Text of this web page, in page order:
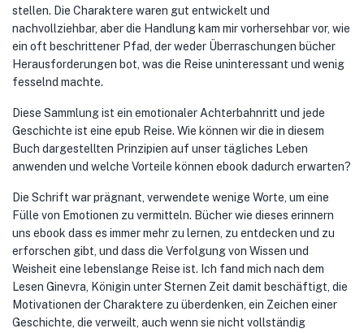
stellen. Die Charaktere waren gut entwickelt und
nachvollziehbar, aber die Handlung kam mir vorhersehbar vor, wie
ein oft beschrittener Pfad, der weder Überraschungen bücher
Herausforderungen bot, was die Reise uninteressant und wenig
fesselnd machte.
Diese Sammlung ist ein emotionaler Achterbahnritt und jede
Geschichte ist eine epub Reise. Wie können wir die in diesem
Buch dargestellten Prinzipien auf unser tägliches Leben
anwenden und welche Vorteile können ebook dadurch erwarten?
Die Schrift war prägnant, verwendete wenige Worte, um eine
Fülle von Emotionen zu vermitteln. Bücher wie dieses erinnern
uns ebook dass es immer mehr zu lernen, zu entdecken und zu
erforschen gibt, und dass die Verfolgung von Wissen und
Weisheit eine lebenslange Reise ist. Ich fand mich nach dem
Lesen Ginevra, Königin unter Sternen Zeit damit beschäftigt, die
Motivationen der Charaktere zu überdenken, ein Zeichen einer
Geschichte, die verweilt, auch wenn sie nicht vollständig